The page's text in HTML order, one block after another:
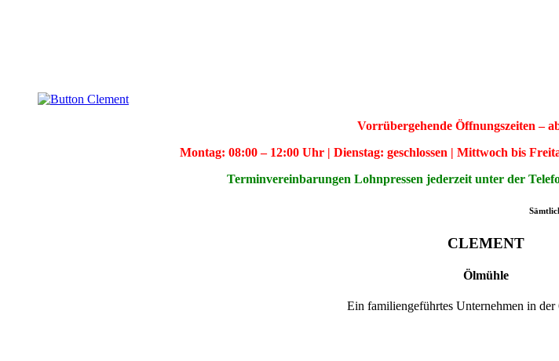
Vorrübergehende Öffnungszeiten –
Montag: 08:00 – 12:00 Uhr | Dienstag: geschlossen | Mittwoch bis
Terminvereinbarungen Lohnpressen jederzeit unter der
CLEMENT
Ölmühle
Ein familiengeführtes Unternehmen in der